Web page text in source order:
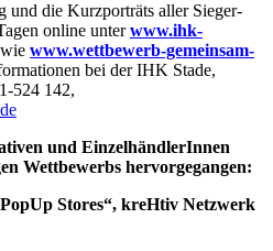
und die Kurzporträts aller Sieger-
online unterwww.ihk-
www.wettbewerb-gemeinsam-
bei der IHK Stade,
524 142,
und EinzelhändlerInnen
Wettbewerbs hervorgegangen:
Stores“, kreHtiv Netzwerk